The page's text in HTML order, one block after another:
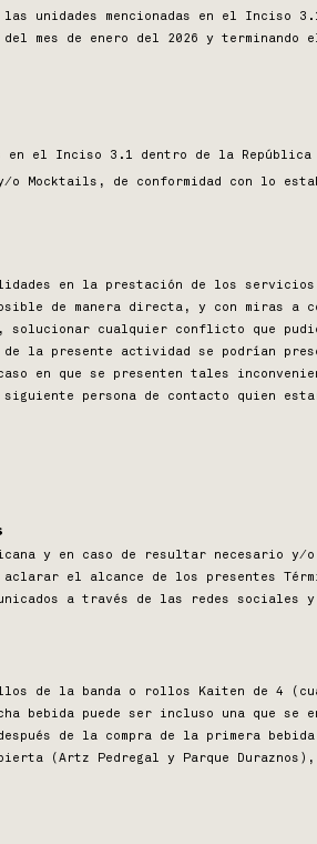
unidades mencionadas en el Inciso
mes de enero del 2026 y terminando
en el Inciso 3.1 dentro de la República
Mocktails, de conformidad con lo
en la prestación de los servicios
de manera directa, y con miras a
solucionar cualquier conflicto que
la presente actividad se podrían
en que se presenten tales
persona de contacto quien
y en caso de resultar necesario y/
el alcance de los presentes
a través de las redes
de la banda o rollos Kaiten de 4
puede ser incluso una que se
de la compra de la primera
(Artz Pedregal y Parque